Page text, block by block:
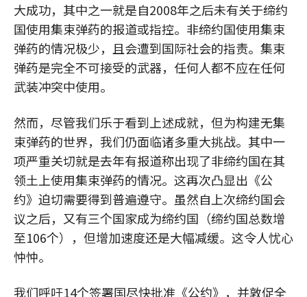
大成功，其中之一就是自2008年之后未有关于缔约
国使用集束弹药的报道或指控。非缔约国使用集束
弹药的情况极少，且会遭到国际社会的指责。集束
弹药是完全不可接受的武器，任何人都不应在任何
武装冲突中使用。
然而，尽管我们乐于看到上述成就，但为构建无集
束弹药的世界，我们仍面临诸多重大挑战。其中一
项严重关切就是去年有报道称出现了非缔约国在其
领土上使用集束弹药的情况。这再次凸显出《公
约》迫切需要得到普遍遵守。虽然自上次缔约国会
议之后，又有三个国家成为缔约国（缔约国总数增
至106个），但增加速度还是大幅减缓。这令人忧心
忡忡。
我们呼吁14个签署国尽快批准《公约》，并敦促全